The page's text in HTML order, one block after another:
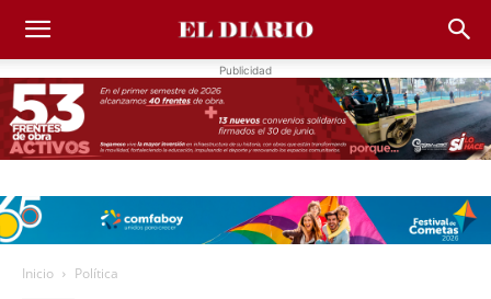
Publicidad
Inicio Política